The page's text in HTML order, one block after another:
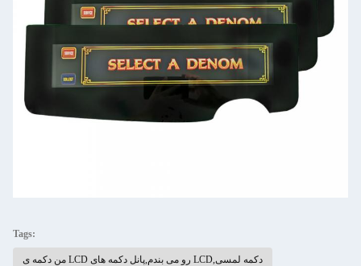
Tags:
من دکمه ی LCD رو می بندم,پانل دکمه های LCD,دکمه لمسی